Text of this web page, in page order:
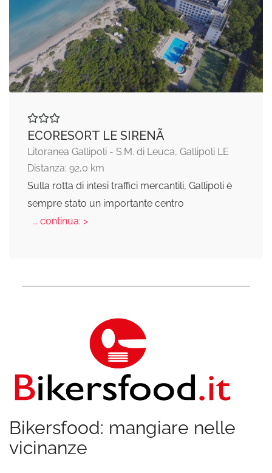
ECORESORT LE SIRENÃ
Litoranea Gallipoli - S.M. di Leuca, Gallipoli LE
Distanza: 92,0 km
Sulla rotta di intesi traffici mercantili, Gallipoli è
sempre stato un importante centro
... continua: >
Bikersfood: mangiare nelle
vicinanze